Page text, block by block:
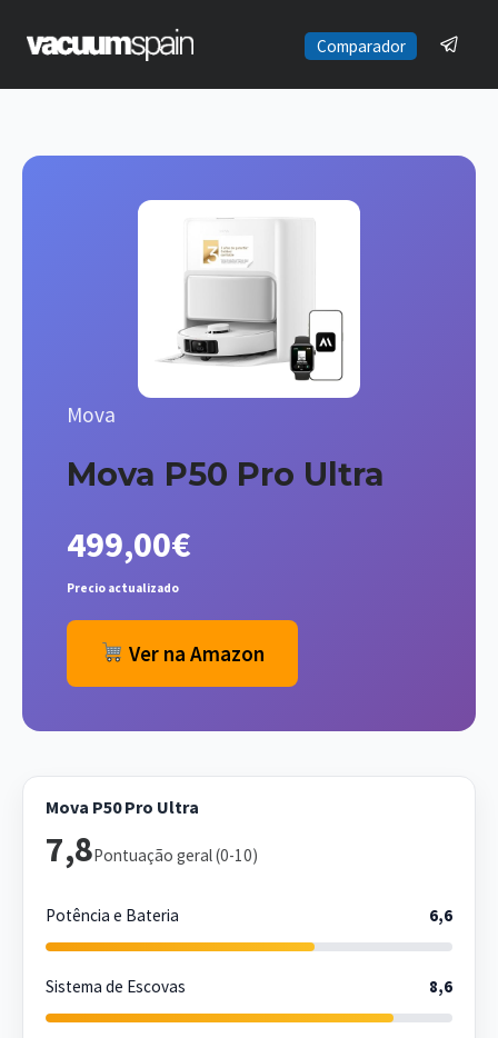
contenido
Comparador
Mova
Mova P50 Pro Ultra
499,00€
Precio actualizado
Ver na Amazon
Mova P50 Pro Ultra
7,8Pontuação geral (0-10)
Potência e Bateria 6,6
Sistema de Escovas 8,6